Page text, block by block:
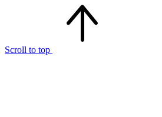
Scroll to top